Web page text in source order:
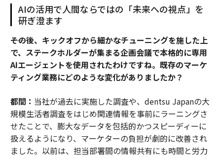
AIの活用で人間ならではの「未来への視点」を
研ぎ澄ます
――その後、キックオフから細かなチューニングを施した上
で、ステークホルダーが集まる企画会議で本格的に専用
AIエージェントを使用されたわけですね。既存のマーケ
ティング業務にどのような変化がありましたか？
都間： 当社が過去に実施した調査や、dentsu Japanの大
規模生活者調査をはじめ関連情報を事前にラーニングさ
せたことで、膨大なデータを包括的かつスピーディーに
扱えるようになり、マーケターの負担が劇的に改善され
ました。以前は、担当部署間の情報共有にも時間と労力